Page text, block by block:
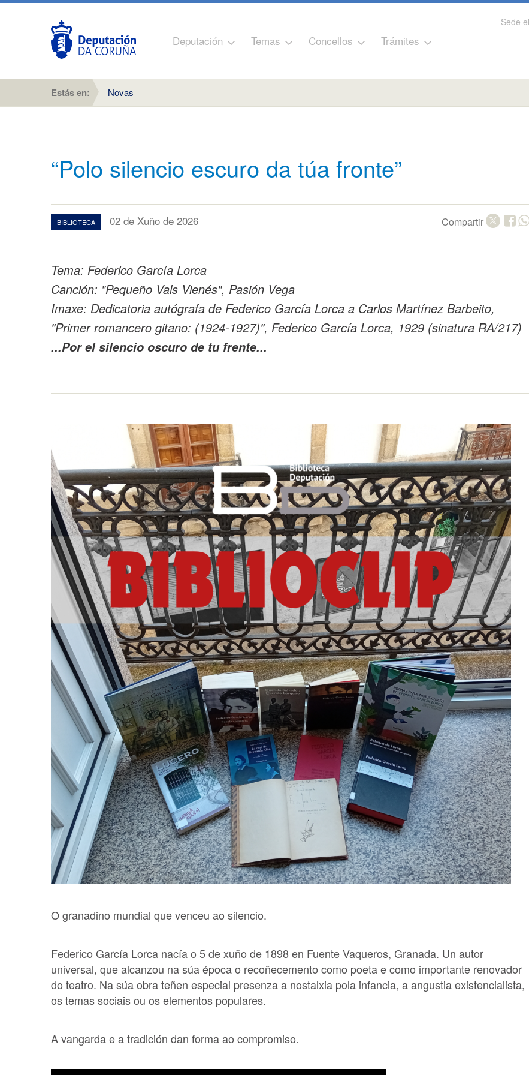
Sede
Deputación Temas Concellos Trámites
Estás en: Novas
“Polo silencio escuro da túa fronte”
BIBLIOTECA 02 de Xuño de 2026 Compartir
Tema: Federico García Lorca
Canción: "Pequeño Vals Vienés", Pasión Vega
Imaxe: Dedicatoria autógrafa de Federico García Lorca a Carlos Martínez Barbeito,
"Primer romancero gitano: (1924-1927)", Federico García Lorca, 1929 (sinatura RA/217)
...Por el silencio oscuro de tu frente...
O granadino mundial que venceu ao silencio.
Federico García Lorca nacía o 5 de xuño de 1898 en Fuente Vaqueros, Granada. Un autor
universal, que alcanzou na súa época o recoñecemento como poeta e como importante renovador
do teatro. Na súa obra teñen especial presenza a nostalxia pola infancia, a angustia existencialista,
os temas sociais ou os elementos populares.
A vangarda e a tradición dan forma ao compromiso.